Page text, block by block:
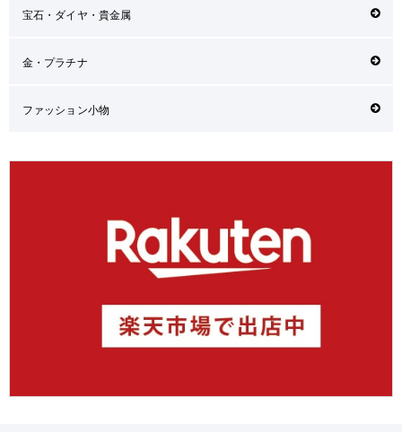
宝石・ダイヤ・貴金属
金・プラチナ
ファッション小物